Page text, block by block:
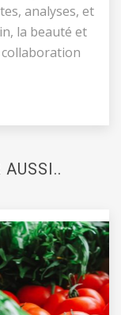
analyses, et
la beauté et
collaboration